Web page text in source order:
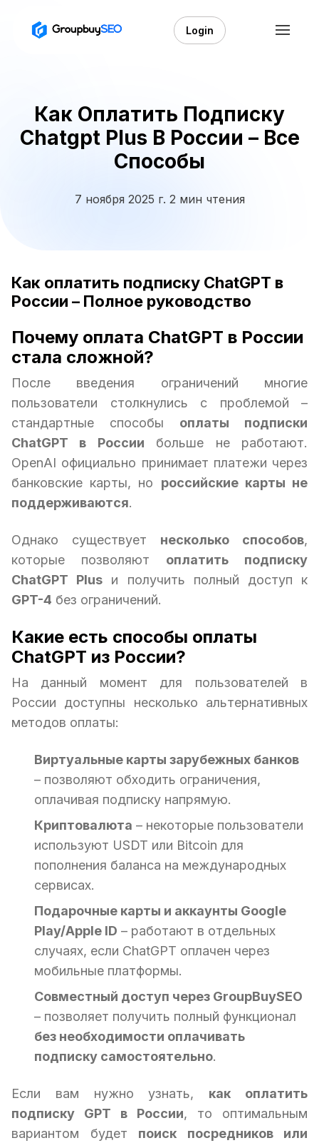
Login
Как Оплатить Подписку
Chatgpt Plus В России – Все
Способы
7 ноября 2025 г. 2 мин чтения
Как оплатить подписку ChatGPT в
России – Полное руководство
Почему оплата ChatGPT в России
стала сложной?
После введения ограничений многие
пользователи столкнулись с проблемой –
стандартные способы оплаты подписки
ChatGPT в России больше не работают.
OpenAI официально принимает платежи через
банковские карты, но российские карты не
поддерживаются.
Однако существует несколько способов,
которые позволяют оплатить подписку
ChatGPT Plus и получить полный доступ к
GPT-4 без ограничений.
Какие есть способы оплаты
ChatGPT из России?
На данный момент для пользователей в
России доступны несколько альтернативных
методов оплаты:
Виртуальные карты зарубежных банков
– позволяют обходить ограничения,
оплачивая подписку напрямую.
Криптовалюта – некоторые пользователи
используют USDT или Bitcoin для
пополнения баланса на международных
сервисах.
Подарочные карты и аккаунты Google
Play/Apple ID – работают в отдельных
случаях, если ChatGPT оплачен через
мобильные платформы.
Совместный доступ через GroupBuySEO
– позволяет получить полный функционал
без необходимости оплачивать
подписку самостоятельно.
Если вам нужно узнать, как оплатить
подписку GPT в России, то оптимальным
вариантом будет поиск посредников или